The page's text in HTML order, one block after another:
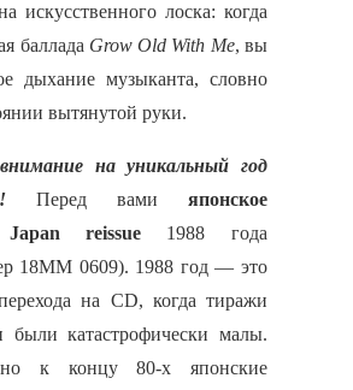
искусственного лоска: когда
баллада Grow Old With Me, вы
дыхание музыканта, словно
вытянутой руки.
на уникальный год
Перед вами японское
reissue 1988 года
18MM 0609). 1988 год — это
на CD, когда тиражи
катастрофически малы.
к концу 80-х японские